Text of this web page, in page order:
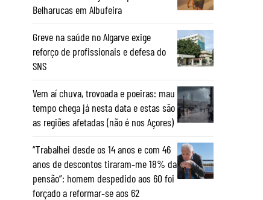
Belharucas em Albufeira
Greve na saúde no Algarve exige
reforço de profissionais e defesa do
SNS
Vem aí chuva, trovoada e poeiras: mau
tempo chega já nesta data e estas são
as regiões afetadas (não é nos Açores)
“Trabalhei desde os 14 anos e com 46
anos de descontos tiraram‑me 18% da
pensão”: homem despedido aos 60 foi
forçado a reformar‑se aos 62